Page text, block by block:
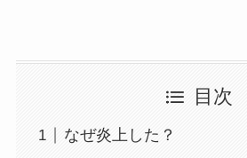
目次
なぜ炎上した？